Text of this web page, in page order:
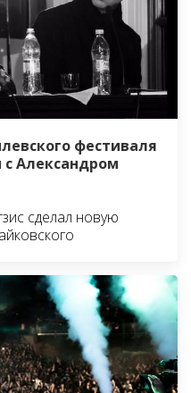
фестиваля
Александром
сделал новую